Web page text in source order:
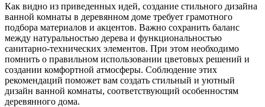
Как видно из приведенных идей, создание стильного дизайна
ванной комнаты в деревянном доме требует грамотного
подбора материалов и акцентов. Важно сохранить баланс
между натуральностью дерева и функциональностью
санитарно-технических элементов. При этом необходимо
помнить о правильном использовании цветовых решений и
создании комфортной атмосферы. Соблюдение этих
рекомендаций поможет вам создать стильный и уютный
дизайн ванной комнаты, соответствующий особенностям
деревянного дома.